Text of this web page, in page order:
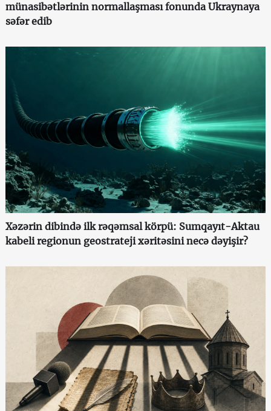
münasibətlərinin normallaşması fonunda Ukraynaya
səfər edib
Xəzərin dibində ilk rəqəmsal körpü: Sumqayıt-Aktau
kabeli regionun geostrateji xəritəsini necə dəyişir?